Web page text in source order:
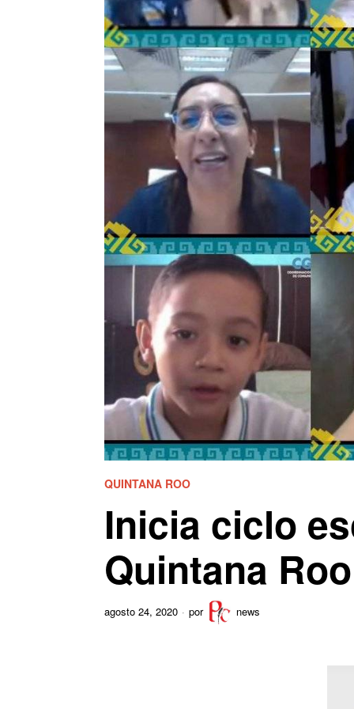
QUINTANA ROO
Inicia ciclo
Quintana Roo
agosto 24, 2020 por news